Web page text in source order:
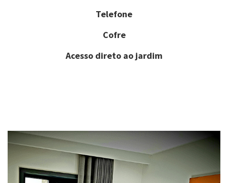
Telefone
Cofre
Acesso direto ao jardim